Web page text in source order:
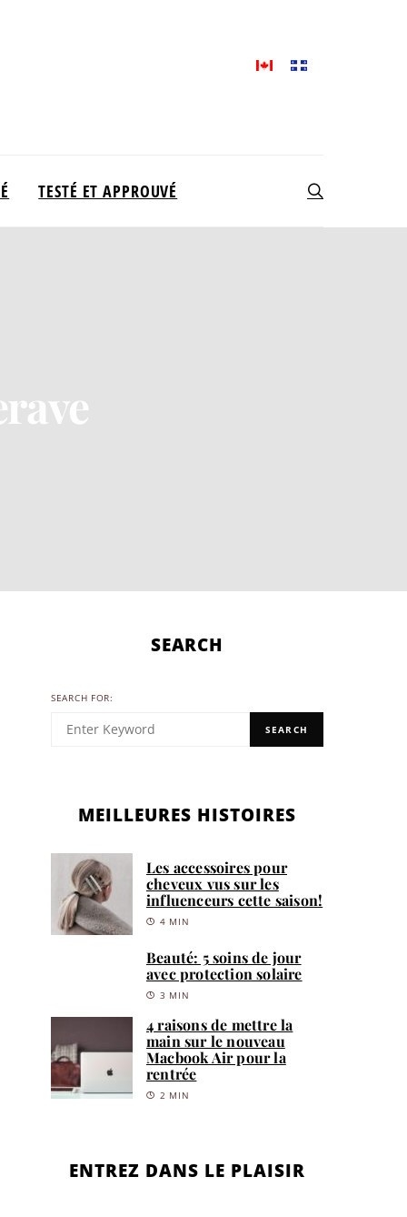
TESTÉ ET APPROUVÉ
SEARCH
SEARCH FOR:
SEARCH
MEILLEURES HISTOIRES
Les accessoires pour
cheveux vus sur les
influenceurs cette saison!
4 MIN
Beauté: 5 soins de jour
avec protection solaire
3 MIN
4 raisons de mettre la
main sur le nouveau
Macbook Air pour la
rentrée
2 MIN
ENTREZ DANS LE PLAISIR